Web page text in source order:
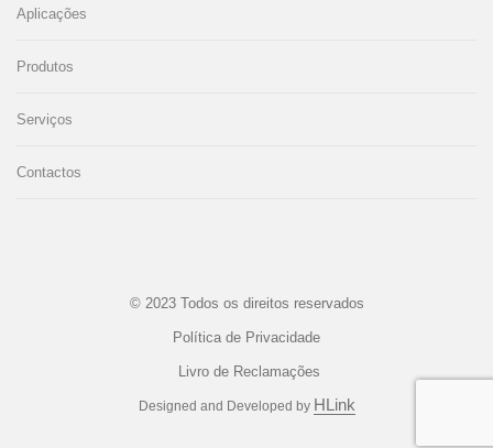
Aplicações
Produtos
Serviços
Contactos
© 2023 Todos os direitos reservados
Política de Privacidade
Livro de Reclamações
Designed and Developed by HLink